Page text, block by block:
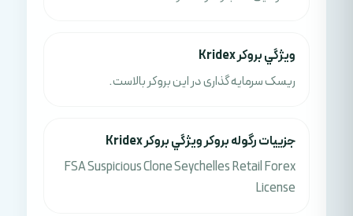
ويژگي بروکر Kridex
ریسک سرمایه گذاری در این بروکر بالاست.
جزييات رگوله بروکر ويژگي بروکر Kridex
FSA Suspicious Clone Seychelles Retail Forex
License